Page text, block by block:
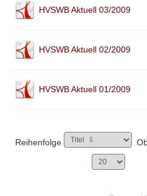
HVSWB Aktuell 03/2009
HVSWB Aktuell 02/2009
HVSWB Aktuell 01/2009
Reihenfolge